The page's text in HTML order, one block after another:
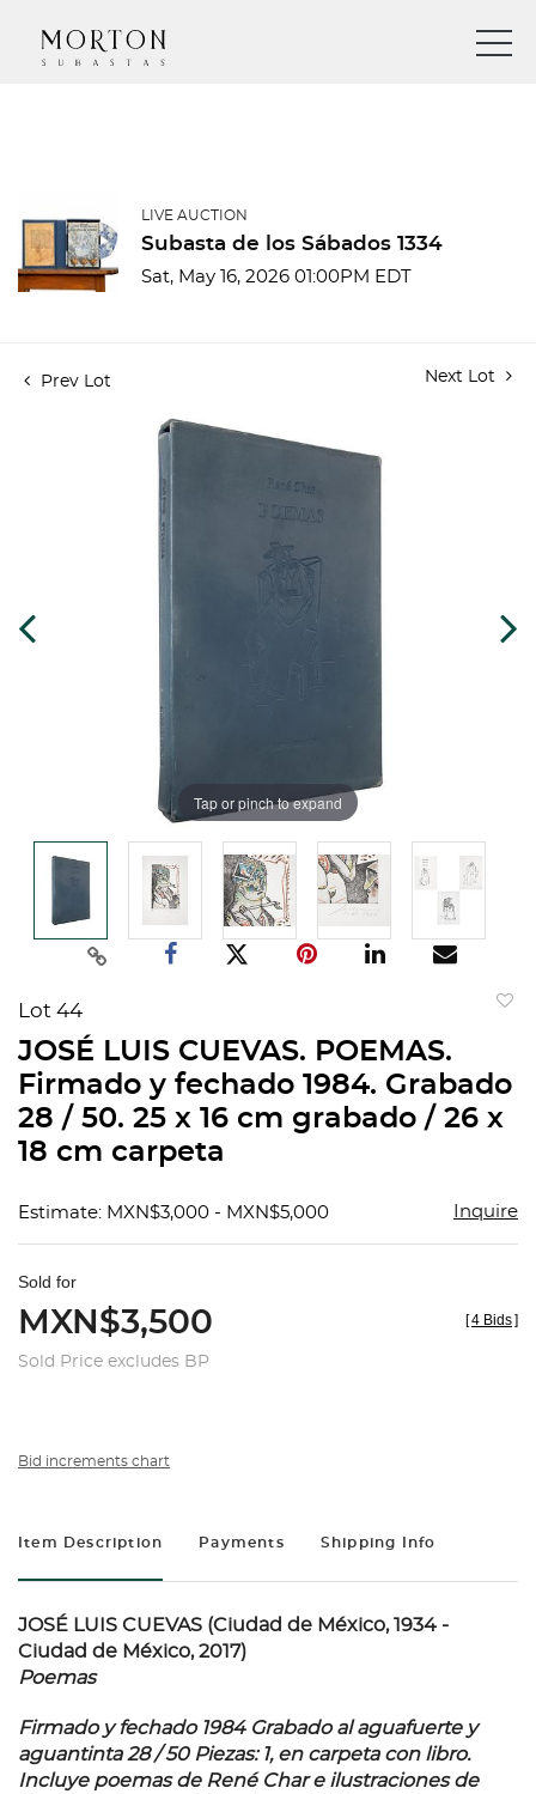
LIVE AUCTION
Subasta de los Sábados 1334
Sat, May 16, 2026 01:00PM EDT
Prev Lot Next Lot
Tap or pinch to expand
Lot 44
JOSÉ LUIS CUEVAS. POEMAS.
Firmado y fechado 1984. Grabado
28 / 50. 25 x 16 cm grabado / 26 x
18 cm carpeta
Estimate: MXN$3,000 - MXN$5,000 Inquire
Sold for
MXN$3,500
Sold Price excludes BP
[4 Bids]
Bid increments chart
Item Description Payments Shipping Info
JOSÉ LUIS CUEVAS (Ciudad de México, 1934 -
Ciudad de México, 2017)
Poemas
Firmado y fechado 1984 Grabado al aguafuerte y
aguantinta 28 / 50 Piezas: 1, en carpeta con libro.
Incluye poemas de René Char e ilustraciones de